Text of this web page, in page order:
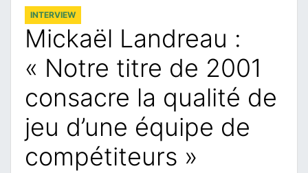
INTERVIEW
Mickaël Landreau :
« Notre titre de 2001
consacre la qualité de
jeu d’une équipe de
compétiteurs »